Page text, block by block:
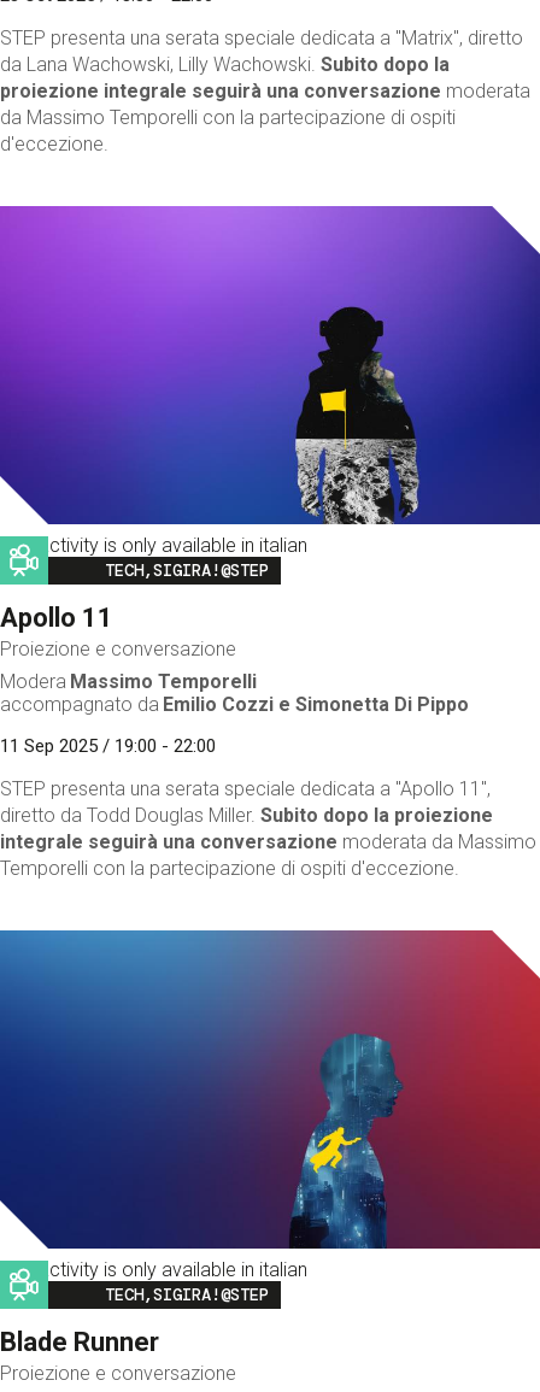
STEP presenta una serata speciale dedicata a "Matrix", diretto
da Lana Wachowski, Lilly Wachowski. Subito dopo la
proiezione integrale seguirà una conversazione moderata
da Massimo Temporelli con la partecipazione di ospiti
d'eccezione.
This activity is only available in italian
Image
TECH,SIGIRA!@STEP
Apollo 11
Proiezione e conversazione
Modera Massimo Temporelli
accompagnato da Emilio Cozzi e Simonetta Di Pippo
11 Sep 2025 / 19:00 - 22:00
STEP presenta una serata speciale dedicata a "Apollo 11",
diretto da Todd Douglas Miller. Subito dopo la proiezione
integrale seguirà una conversazione moderata da Massimo
Temporelli con la partecipazione di ospiti d'eccezione.
This activity is only available in italian
Image
TECH,SIGIRA!@STEP
Blade Runner
Proiezione e conversazione